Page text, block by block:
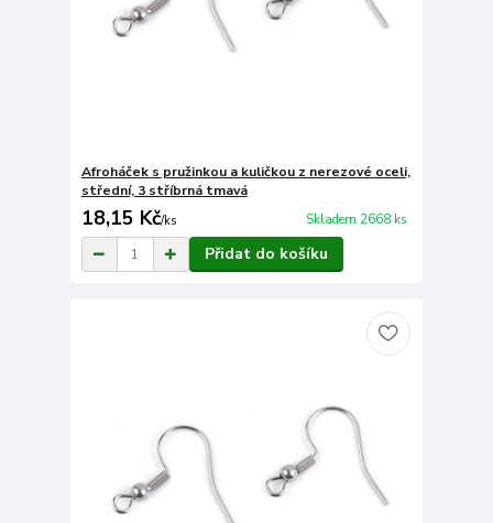
Afroháček s pružinkou a kuličkou z nerezové oceli,
střední, 3 stříbrná tmavá
18,15 Kč/ks Skladem 2668 ks
Přidat do košíku